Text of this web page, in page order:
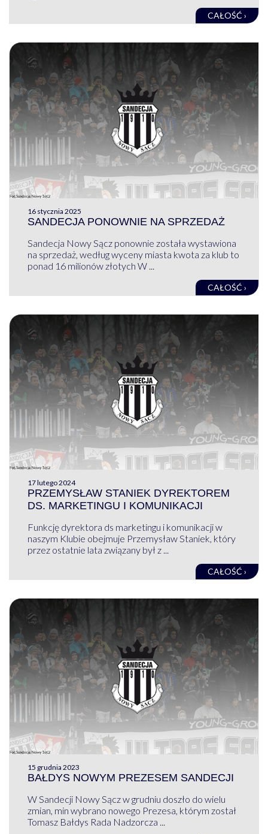
CAŁOŚĆ ›
16 stycznia 2025
SANDECJA PONOWNIE NA SPRZEDAŻ
Sandecja Nowy Sącz ponownie została wystawiona
na sprzedaż, według wyceny miasta kwota za klub to
ponad 16 milionów złotych W ...
CAŁOŚĆ ›
17 lutego 2024
PRZEMYSŁAW STANIEK DYREKTOREM
DS. MARKETINGU I KOMUNIKACJI
Funkcję dyrektora ds marketingu i komunikacji w
naszym Klubie obejmuje Przemysław Staniek, który
przez ostatnie lata związany był z ...
CAŁOŚĆ ›
15 grudnia 2023
BAŁDYS NOWYM PREZESEM SANDECJI
W Sandecji Nowy Sącz w grudniu doszło do wielu
zmian, min wybrano nowego Prezesa, którym został
Tomasz Bałdys Rada Nadzorcza ...